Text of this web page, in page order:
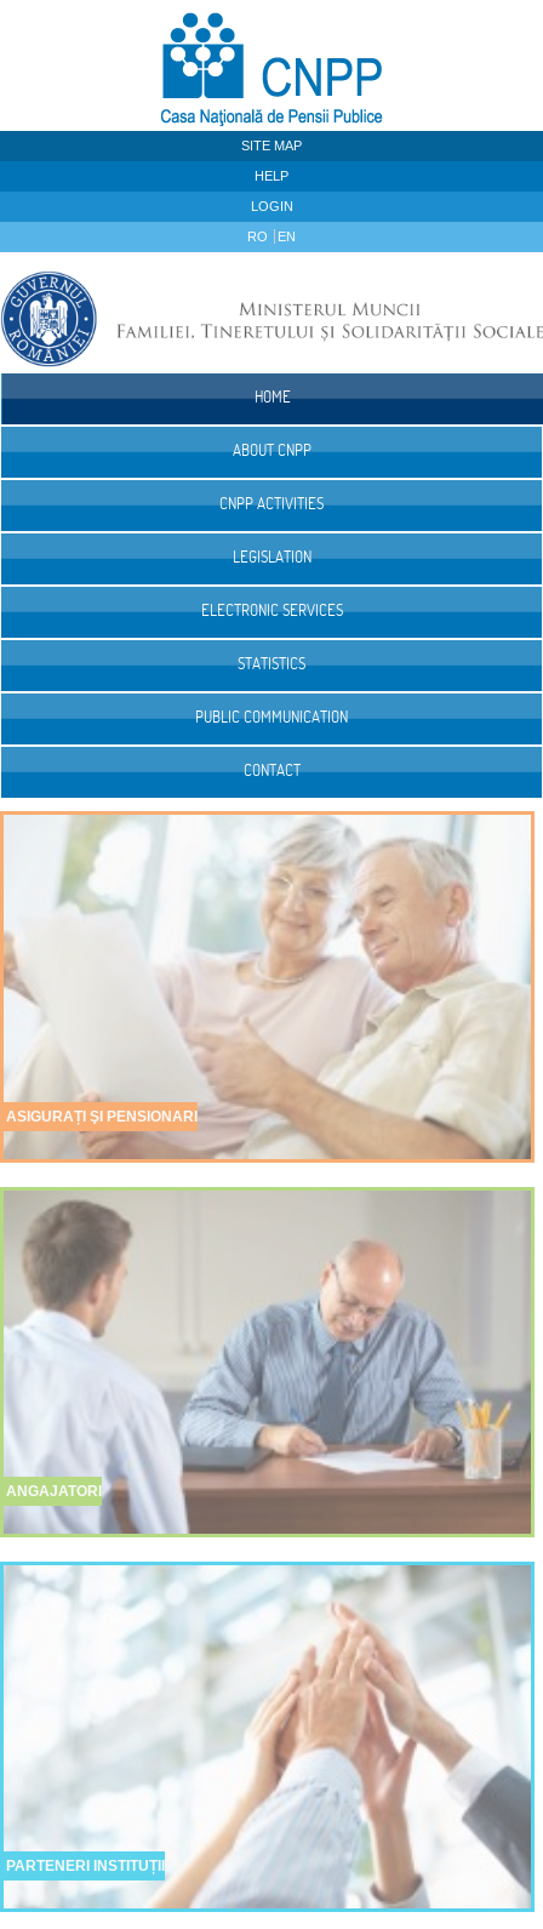
SITE MAP
HELP
LOGIN
RO EN
HOME
ABOUT CNPP
CNPP ACTIVITIES
LEGISLATION
ELECTRONIC SERVICES
STATISTICS
PUBLIC COMMUNICATION
CONTACT
ASIGURAȚI ŞI PENSIONARI
ANGAJATORI
PARTENERI INSTITUȚII